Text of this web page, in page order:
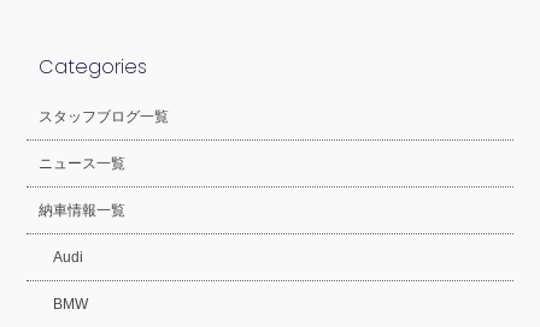
Categories
スタッフブログ一覧
ニュース一覧
納車情報一覧
Audi
BMW